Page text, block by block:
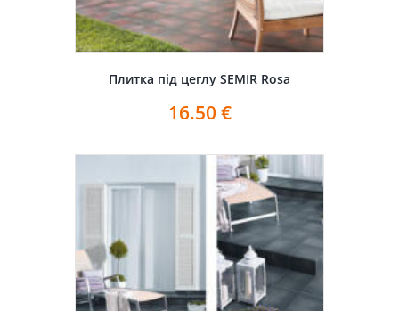
Плитка під цеглу SEMIR Rosa
16.50 €